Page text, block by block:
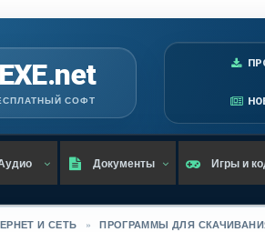
СОФТ
Главное меню
Документы Игры и
И СЕТЬ » ПРОГРАММЫ ДЛЯ